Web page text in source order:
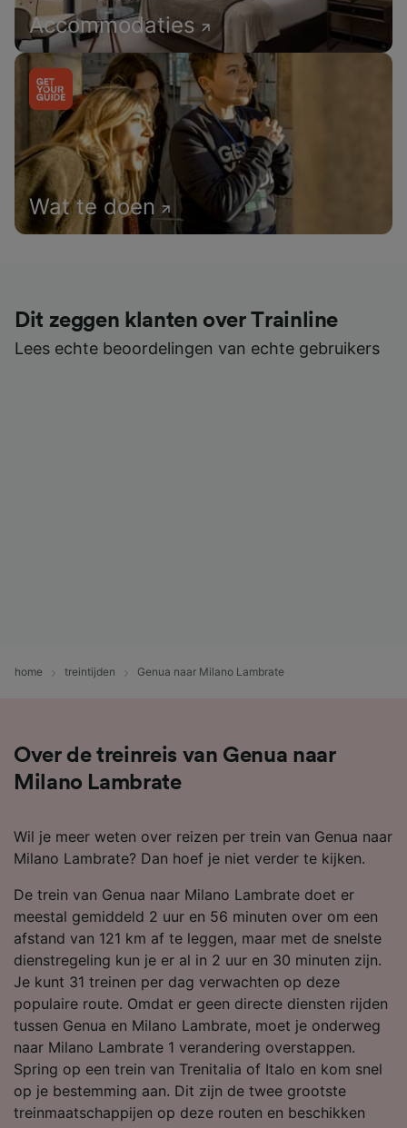
Accommodaties
Wat te doen
Dit zeggen klanten over Trainline
Lees echte beoordelingen van echte gebruikers
home treintijden Genua naar Milano Lambrate
Over de treinreis van Genua naar
Milano Lambrate
Wil je meer weten over reizen per trein van Genua naar
Milano Lambrate? Dan hoef je niet verder te kijken.
De trein van Genua naar Milano Lambrate doet er
meestal gemiddeld 2 uur en 56 minuten over om een
afstand van 121 km af te leggen, maar met de snelste
dienstregeling kun je er al in 2 uur en 30 minuten zijn.
Je kunt 31 treinen per dag verwachten op deze
populaire route. Omdat er geen directe diensten rijden
tussen Genua en Milano Lambrate, moet je onderweg
naar Milano Lambrate 1 verandering overstappen.
Spring op een trein van Trenitalia of Italo en kom snel
op je bestemming aan. Dit zijn de twee grootste
treinmaatschappijen op deze routen en beschikken